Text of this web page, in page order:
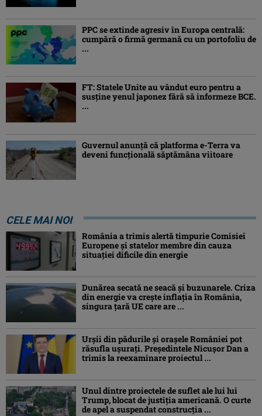
PPC se extinde agresiv în Europa centrală:
cumpără o firmă germană cu un portofoliu de
...
FT: Statele Unite au vândut euro pentru a
susține yenul japonez fără să informeze BCE.
...
Guvernul anunță că platforma e-Terra va
deveni funcţională săptămâna viitoare
CELE MAI NOI
România a trimis alertă timpurie Comisiei
Europene și statelor membre din cauza
situației dificile din energie
Dunărea secată ne seacă și buzunarele. Criza
din energie va crește inflația în România,
singura țară UE care are ...
Urșii din pădurile și orașele României pot
răsufla ușurați. Președintele Nicușor Dan a
trimis la reexaminare proiectul ...
Unul dintre proiectele de suflet ale lui lui
Trump, blocat de justiția americană. O curte
de apel a suspendat construcția ...